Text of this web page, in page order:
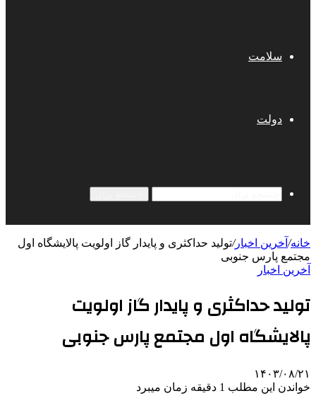
سلامت
دولت
خانه/ آخرین اخبار/تولید حداکثری و پایدار گاز اولویت پالایشگاه اول
مجتمع پارس جنوبی
آخرین اخبار
تولید حداکثری و پایدار گاز اولویت
پالایشگاه اول مجتمع پارس جنوبی
۱۴۰۳/۰۸/۲۱
خواندن این مطلب 1 دقیقه زمان میبرد